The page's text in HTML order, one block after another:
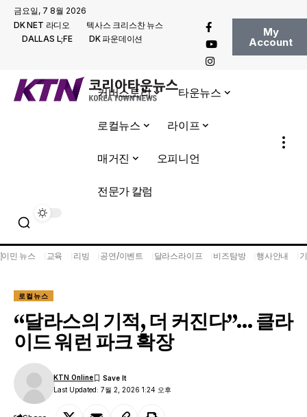
금요일, 7 8월 2026
DK NET 라디오
텍사스 크리스찬 뉴스
DALLAS L;FE
DK 파운데이션
My
Account
커버스토리 타운뉴스
로컬뉴스 라이프
매거진 오피니언
전문가 칼럼
이민 뉴스 교육 리빙 공연/이벤트 달라스라이프 비즈탐방 행사안내
로컬뉴스
“달라스의 기적, 더 커진다”… 클라
이드 워런 파크 확장
Last Updated: 7월 2, 2026 1:24 오후
KTN Online